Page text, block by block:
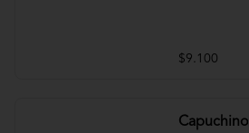
$9.100
Capuchino